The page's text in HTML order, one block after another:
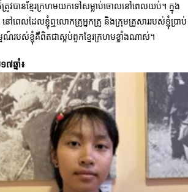
ត្រូវបានខ្មែរក្រហមយកទៅសម្លាប់ចោលនៅពេលយប់។ ក្នុង
នៅពេលដែលខ្ញុំឮលោកគ្រូអ្នកគ្រូ និងក្រុមគ្រួសាររបស់ខ្ញុំប្រាប់
ម្មណ៍របស់ខ្ញុំគឺពិតជាស្អប់ពួកខ្មែរក្រហមខ្លាំងណាស់។
ឆ្នាំ៖